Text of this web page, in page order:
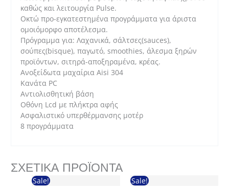
καθώς και λειτουργία Pulse.
Οκτώ προ-εγκατεστημένα προγράμματα για άριστα
ομοιόμορφο αποτέλεσμα.
Πρόγραμμα για: Λαχανικά, σάλτσες(sauces),
σούπες(bisque), παγωτό, smoothies, άλεσμα ξηρών
προϊόντων, σιτηρά-αποξηραμένα, κρέας.
Ανοξείδωτα μαχαίρια Aisi 304
Kανάτα PC
Αντιολισθητική βάση
Οθόνη Lcd με πλήκτρα αφής
Ασφαλιστικό υπερθέρμανσης μοτέρ
8 προγράμματα
ΣΧΕΤΙΚΆ ΠΡΟΪΌΝΤΑ
Sale! Sale!